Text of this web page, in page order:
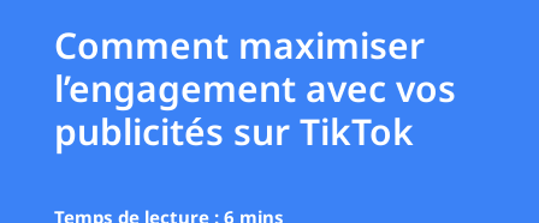
Comment maximiser
l’engagement avec vos
publicités sur TikTok